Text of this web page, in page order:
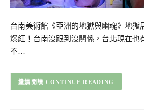
台南美術館《亞洲的地獄與幽魂》地獄
爆紅！台南沒跟到沒關係，台北現在也
不…
CONTINUE READING